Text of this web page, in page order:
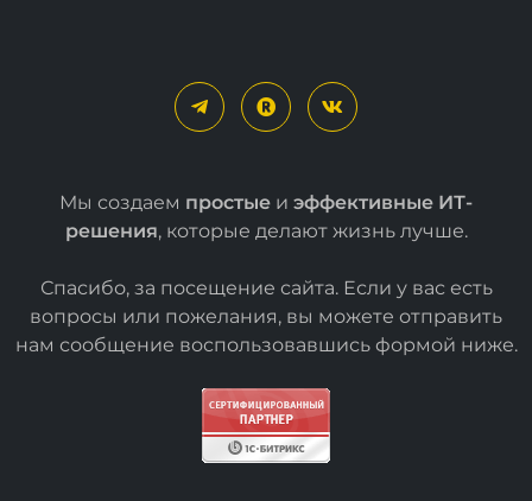
Мы создаем простые и эффективные ИТ-
решения, которые делают жизнь лучше.
Спасибо, за посещение сайта. Если у вас есть
вопросы или пожелания, вы можете отправить
нам сообщение воспользовавшись формой ниже.